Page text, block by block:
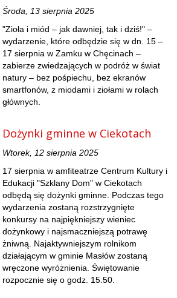
Środa, 13 sierpnia 2025
"Zioła i miód – jak dawniej, tak i dziś!" –
wydarzenie, które odbędzie się w dn. 15 –
17 sierpnia w Zamku w Chęcinach –
zabierze zwiedzających w podróż w świat
natury – bez pośpiechu, bez ekranów
smartfonów, z miodami i ziołami w rolach
głównych.
Dożynki gminne w Ciekotach
Wtorek, 12 sierpnia 2025
17 sierpnia w amfiteatrze Centrum Kultury i
Edukacji "Szklany Dom" w Ciekotach
odbędą się dożynki gminne. Podczas tego
wydarzenia zostaną rozstrzygnięte
konkursy na najpiękniejszy wieniec
dożynkowy i najsmaczniejszą potrawę
żniwną. Najaktywniejszym rolnikom
działającym w gminie Masłów zostaną
wręczone wyróżnienia. Świętowanie
rozpocznie się o godz. 15.50.